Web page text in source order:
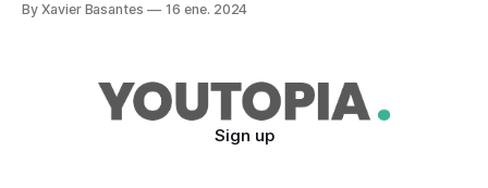
año de vigencia. El pleno cumplimiento de la normativa aún
By Xavier Basantes 16 ene. 2024
Sign up